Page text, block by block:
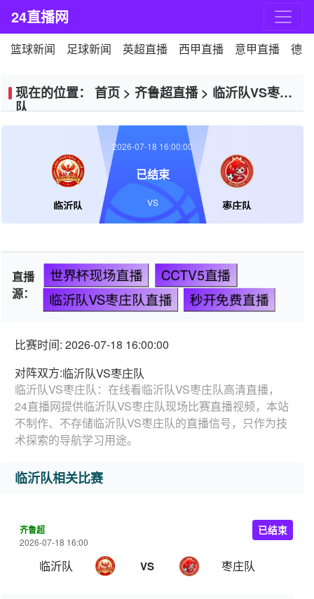
24直播网
篮球新闻 足球新闻 英超直播 西甲直播 意甲直播 德
现在的位置： 首页 > 齐鲁超直播> 临沂队VS枣庄
队
临沂队 枣庄队
2026-07-18 16:00:00
已结束
VS
直播
源：
世界杯现场直播
CCTV5直播
临沂队VS枣庄队直播
秒开免费直播
比赛时间: 2026-07-18 16:00:00
对阵双方:临沂队VS枣庄队
临沂队VS枣庄队：在线看临沂队VS枣庄队高清直播，
24直播网提供临沂队VS枣庄队现场比赛直播视频，本站
不制作、不存储临沂队VS枣庄队的直播信号，只作为技
术探索的导航学习用途。
临沂队相关比赛
齐鲁超
2026-07-18 16:00
临沂队 VS 枣庄队
已结束